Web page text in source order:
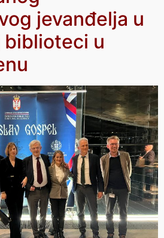
jevanđelja u
biblioteci u